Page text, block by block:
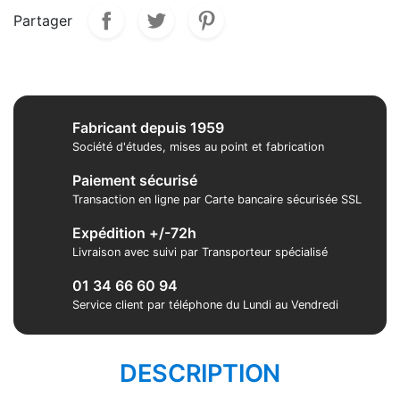
Partager
Fabricant depuis 1959
Société d'études, mises au point et fabrication
Paiement sécurisé
Transaction en ligne par Carte bancaire sécurisée SSL
Expédition +/-72h
Livraison avec suivi par Transporteur spécialisé
01 34 66 60 94
Service client par téléphone du Lundi au Vendredi
DESCRIPTION